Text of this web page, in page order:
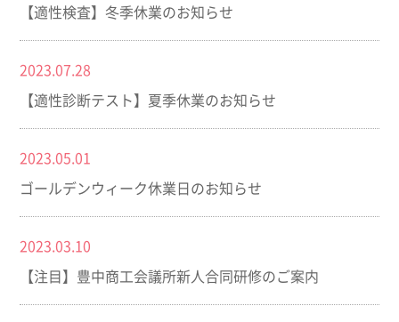
【適性検査】冬季休業のお知らせ
2023.07.28
【適性診断テスト】夏季休業のお知らせ
2023.05.01
ゴールデンウィーク休業日のお知らせ
2023.03.10
【注目】豊中商工会議所新人合同研修のご案内